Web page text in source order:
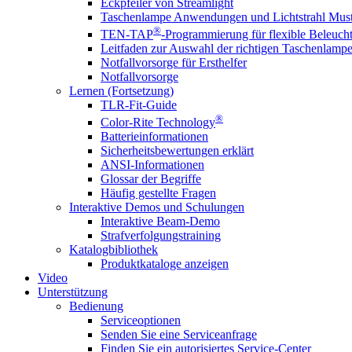
Taschenlampe Anwendungen und Lichtstrahl
TEN-TAP®-Programmierung für flexible
Leitfaden zur Auswahl der richtigen Taschenlampe
Notfallvorsorge für Ersthelfer
Notfallvorsorge
Lernen (Fortsetzung)
TLR-Fit-Guide
Color-Rite Technology®
Batterieinformationen
Sicherheitsbewertungen erklärt
ANSI-Informationen
Glossar der Begriffe
Häufig gestellte Fragen
Interaktive Demos und Schulungen
Interaktive Beam-Demo
Strafverfolgungstraining
Katalogbibliothek
Produktkataloge anzeigen
Video
Unterstützung
Bedienung
Serviceoptionen
Senden Sie eine Serviceanfrage
Finden Sie ein autorisiertes Service-Center